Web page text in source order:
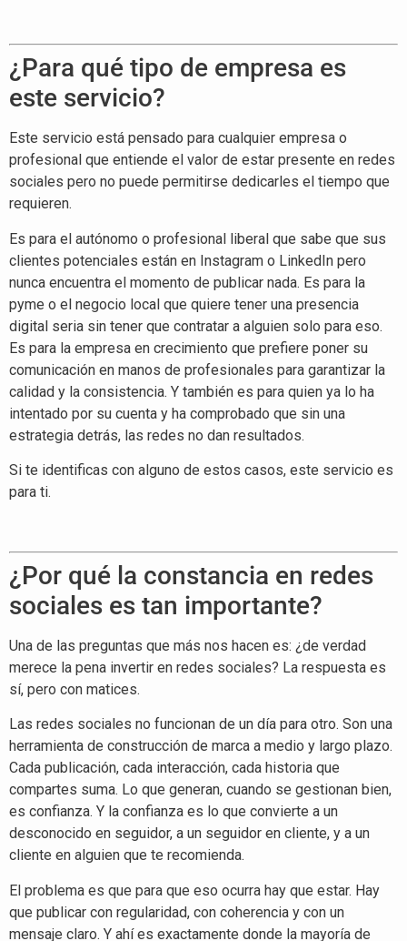
¿Para qué tipo de empresa es
este servicio?
Este servicio está pensado para cualquier empresa o
profesional que entiende el valor de estar presente en redes
sociales pero no puede permitirse dedicarles el tiempo que
requieren.
Es para el autónomo o profesional liberal que sabe que sus
clientes potenciales están en Instagram o LinkedIn pero
nunca encuentra el momento de publicar nada. Es para la
pyme o el negocio local que quiere tener una presencia
digital seria sin tener que contratar a alguien solo para eso.
Es para la empresa en crecimiento que prefiere poner su
comunicación en manos de profesionales para garantizar la
calidad y la consistencia. Y también es para quien ya lo ha
intentado por su cuenta y ha comprobado que sin una
estrategia detrás, las redes no dan resultados.
Si te identificas con alguno de estos casos, este servicio es
para ti.
¿Por qué la constancia en redes
sociales es tan importante?
Una de las preguntas que más nos hacen es: ¿de verdad
merece la pena invertir en redes sociales? La respuesta es
sí, pero con matices.
Las redes sociales no funcionan de un día para otro. Son una
herramienta de construcción de marca a medio y largo plazo.
Cada publicación, cada interacción, cada historia que
compartes suma. Lo que generan, cuando se gestionan bien,
es confianza. Y la confianza es lo que convierte a un
desconocido en seguidor, a un seguidor en cliente, y a un
cliente en alguien que te recomienda.
El problema es que para que eso ocurra hay que estar. Hay
que publicar con regularidad, con coherencia y con un
mensaje claro. Y ahí es exactamente donde la mayoría de